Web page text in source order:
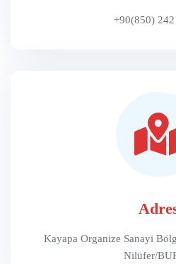
+90(850)
Kayapa Organize Sanayi
Nilüfer/